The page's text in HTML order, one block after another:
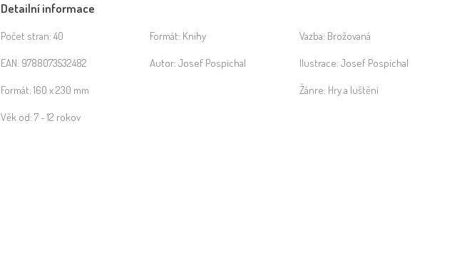
Detailní informace
Počet stran: 40
EAN: 9788073532482
Formát: 160 x 230 mm
Věk od: 7 - 12 rokov
Formát: Knihy
Autor: Josef Pospíchal
Vazba: Brožovaná
Ilustrace: Josef Pospíchal
Žánre: Hry a luštění